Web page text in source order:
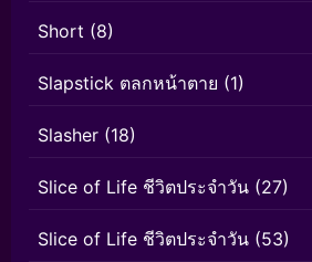
Short (8)
Slapstick ตลกหน้าตาย (1)
Slasher (18)
Slice of Life ชีวิตประจำวัน (27)
Slice of Life ชีวิตประจำวัน (53)